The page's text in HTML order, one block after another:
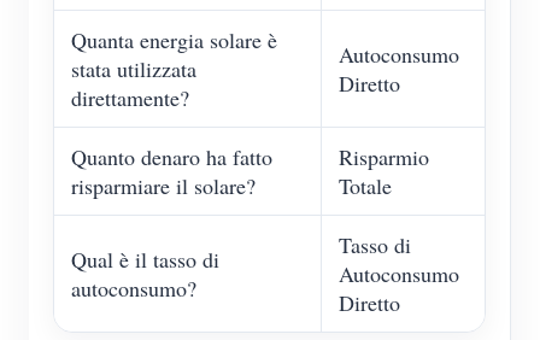
Quanta energia solare è
stata utilizzata
direttamente?
Autoconsumo
Diretto
Quanto denaro ha fatto
risparmiare il solare?
Risparmio
Totale
Qual è il tasso di
autoconsumo?
Tasso di
Autoconsumo
Diretto